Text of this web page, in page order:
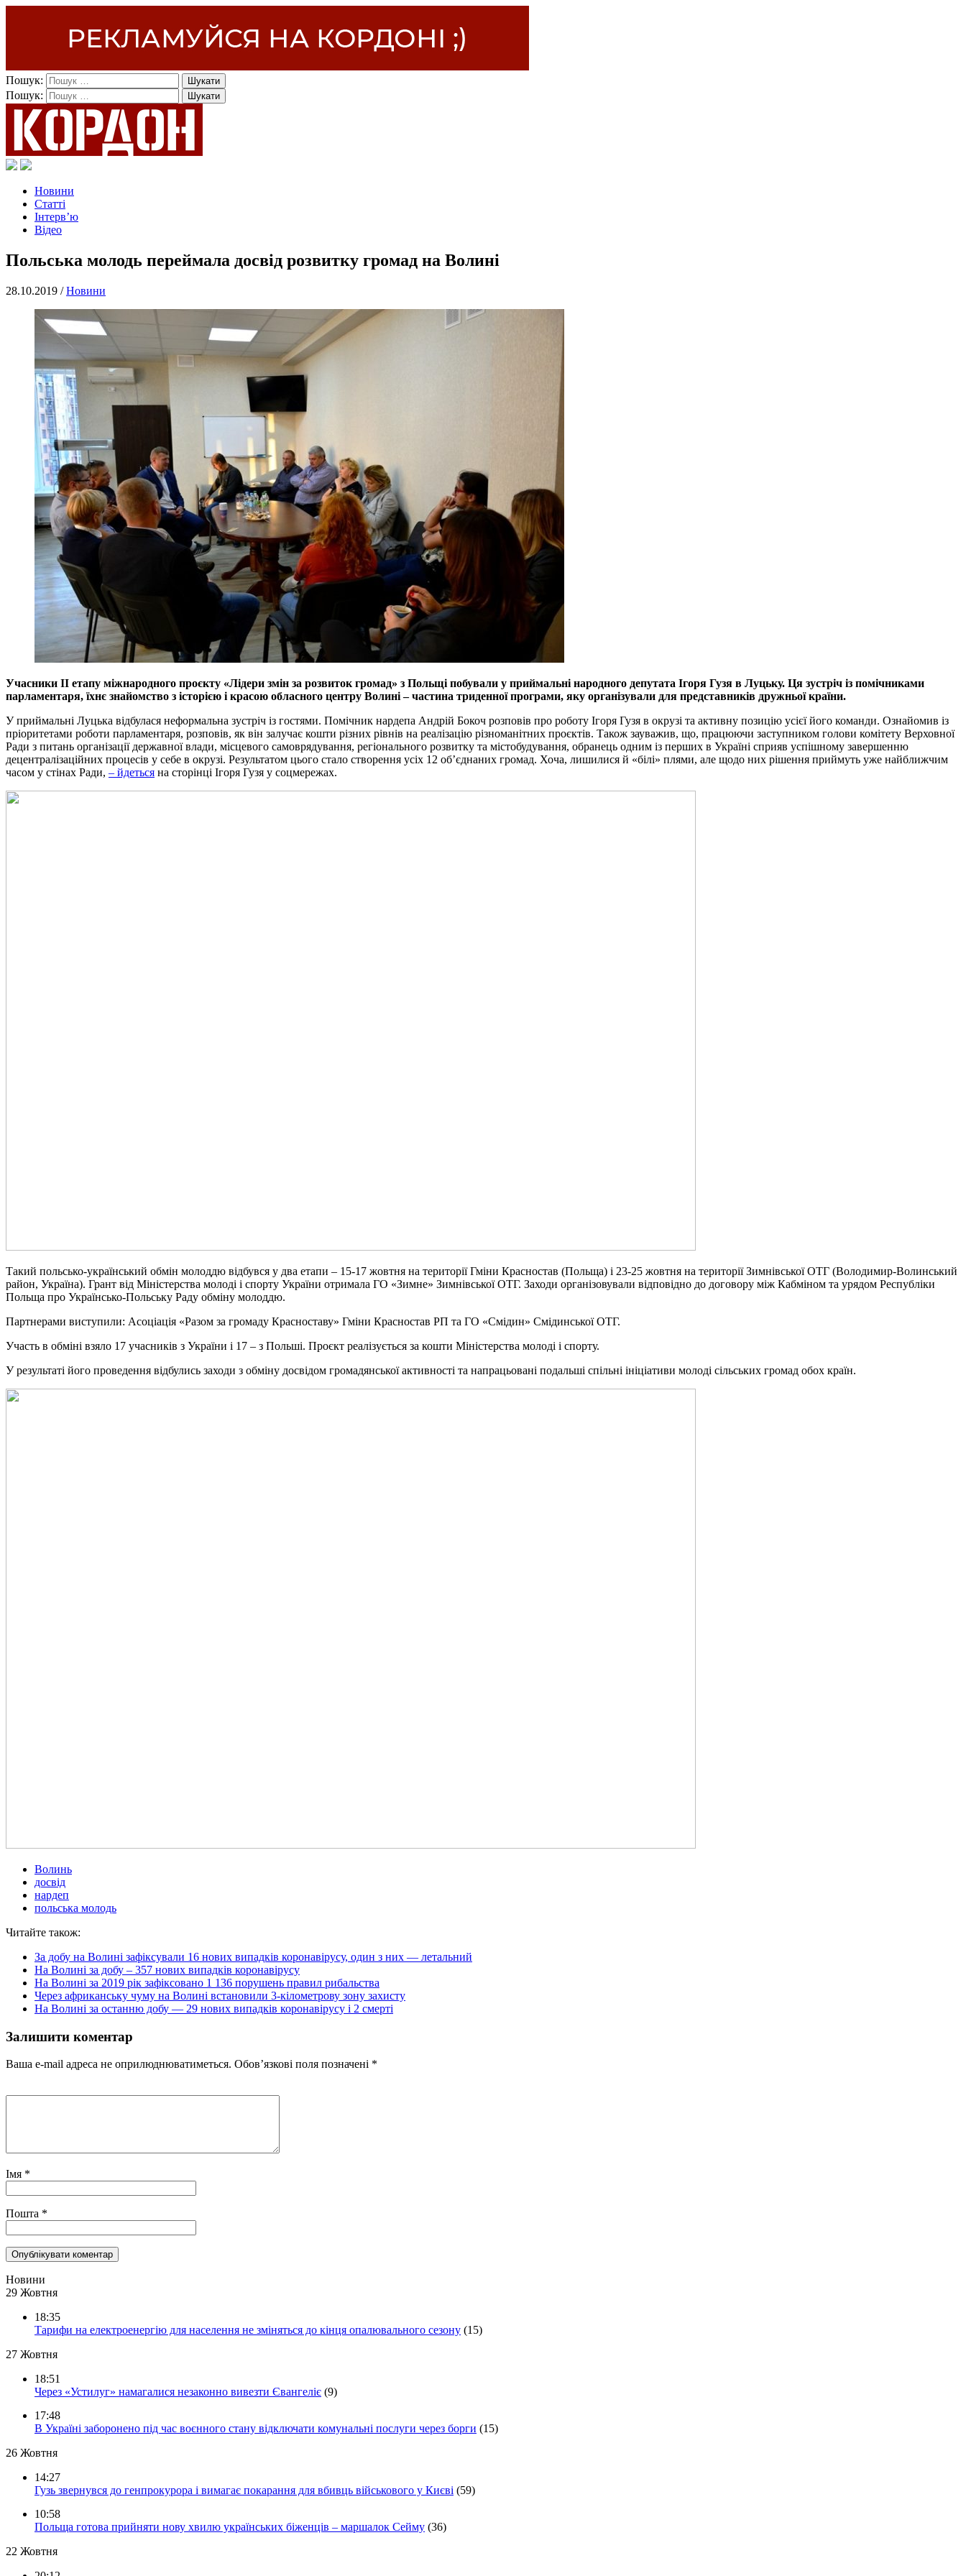
Пошук:
Пошук:
Новини
Статті
Інтерв’ю
Відео
Польська молодь переймала досвід розвитку громад на Волині
28.10.2019 /Новини
Учасники ІІ етапу міжнародного проєкту «Лідери змін за розвиток громад» з Польщі побували у приймальні народного депутата Ігоря Гузя в Луцьку. Ця зустріч із помічниками
парламентаря, їхнє знайомство з історією і красою обласного центру Волині – частина триденної програми, яку організували для представників дружньої країни.
У приймальні Луцька відбулася неформальна зустріч із гостями. Помічник нардепа Андрій Бокоч розповів про роботу Ігоря Гузя в окрузі та активну позицію усієї його команди. Ознайомив із
пріоритетами роботи парламентаря, розповів, як він залучає кошти різних рівнів на реалізацію різноманітних проєктів. Також зауважив, що, працюючи заступником голови комітету Верховної
Ради з питань організації державної влади, місцевого самоврядування, регіонального розвитку та містобудування, обранець одним із перших в Україні сприяв успішному завершенню
децентралізаційних процесів у себе в окрузі. Результатом цього стало створення усіх 12 об’єднаних громад. Хоча, лишилися й «білі» плями, але щодо них рішення приймуть уже найближчим
часом у стінах Ради, – йдеться на сторінці Ігоря Гузя у соцмережах.
Такий польсько-український обмін молоддю відбувся у два етапи – 15-17 жовтня на території Гміни Красностав (Польща) і 23-25 жовтня на території Зимнівської ОТГ (Володимир-Волинський
район, Україна). Грант від Міністерства молоді і спорту України отримала ГО «Зимне» Зимнівської ОТГ. Заходи організовували відповідно до договору між Кабміном та урядом Республіки
Польща про Українсько-Польську Раду обміну молоддю.
Партнерами виступили: Асоціація «Разом за громаду Красноставу» Гміни Красностав РП та ГО «Смідин» Смідинської ОТГ.
Участь в обміні взяло 17 учасників з України і 17 – з Польші. Проєкт реалізується за кошти Міністерства молоді і спорту.
У результаті його проведення відбулись заходи з обміну досвідом громадянської активності та напрацьовані подальші спільні ініціативи молоді сільських громад обох країн.
Волинь
досвід
нардеп
польська молодь
Читайте також:
За добу на Волині зафіксували 16 нових випадків коронавірусу, один з них — летальний
На Волині за добу – 357 нових випадків коронавірусу
На Волині за 2019 рік зафіксовано 1 136 порушень правил рибальства
Через африканську чуму на Волині встановили 3-кілометрову зону захисту
На Волині за останню добу — 29 нових випадків коронавірусу і 2 смерті
Залишити коментар
Ваша e-mail адреса не оприлюднюватиметься. Обов’язкові поля позначені *
Імя *
Пошта *
Новини
29 Жовтня
18:35
Тарифи на електроенергію для населення не зміняться до кінця опалювального сезону (15)
27 Жовтня
18:51
Через «Устилуг» намагалися незаконно вивезти Євангеліє (9)
17:48
В Україні заборонено під час воєнного стану відключати комунальні послуги через борги (15)
26 Жовтня
14:27
Гузь звернувся до генпрокурора і вимагає покарання для вбивць військового у Києві (59)
10:58
Польща готова прийняти нову хвилю українських біженців – маршалок Сейму (36)
22 Жовтня